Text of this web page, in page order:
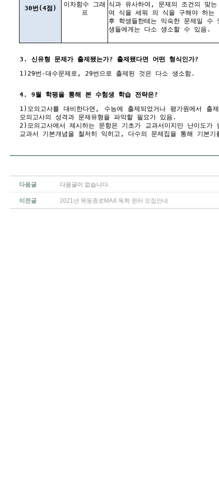
30번(4점)
이차함수 그래
프
식과 유사하여, 문제의 조건의 맞
여 식을 세워 의 식을 구해야 하
후 학생들한테는 익숙한 문제일
생들에게는 다소 생소할 수 있음.
3. 신유형 문제가 출제됐는가? 출제됐다면 어떤 형식인가?
1)29번-대수문제로, 29번으로 출제된 것은 다소 생소함.
4. 9월 학평을 통해 본 수험생 학습 전략은?
1)모의고사를 대비한다면, 수능에 출제되었거나 평가원에서 출
모의고사의 성격과 문제유형을 파악할 필요가 있음.
2)모의고사에서 제시하는 문항은 기초가 교과서이지만 난이도가
교과서 기본개념을 철저히 익히고, 다수의 문제집을 통해 기본
다음글 다음글이 없습니다.
이전글 2021년 목동종로MAX 독학 윈터 모집안내